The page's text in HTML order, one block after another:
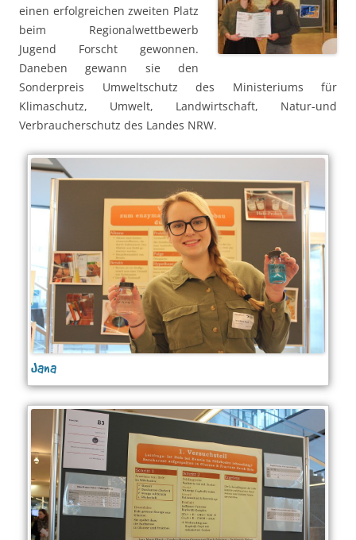
einen erfolgreichen zweiten Platz
beim Regionalwettbewerb
Jugend Forscht gewonnen.
Daneben gewann sie den
Sonderpreis Umweltschutz des Ministeriums für
Klimaschutz, Umwelt, Landwirtschaft, Natur-und
Verbraucherschutz des Landes NRW.
Jana